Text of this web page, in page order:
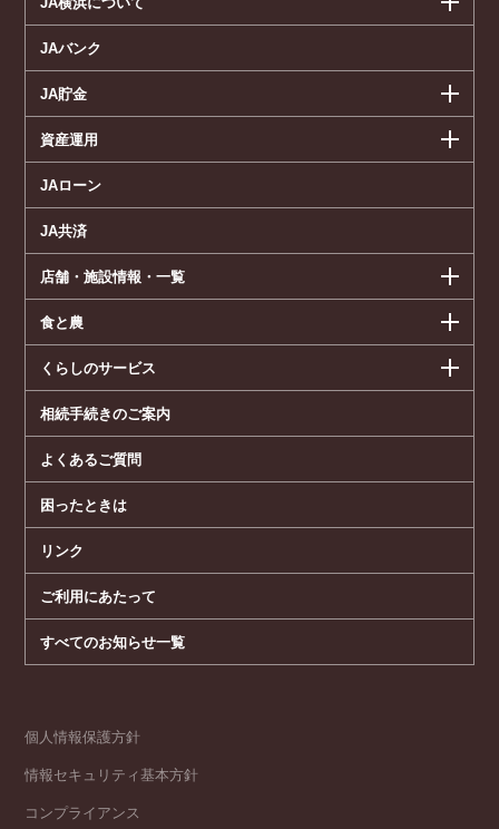
JAバンク
JA貯金
資産運用
JAローン
JA共済
店舗・施設情報・一覧
食と農
くらしのサービス
相続手続きのご案内
よくあるご質問
困ったときは
リンク
ご利用にあたって
すべてのお知らせ一覧
個人情報保護方針
情報セキュリティ基本方針
コンプライアンス